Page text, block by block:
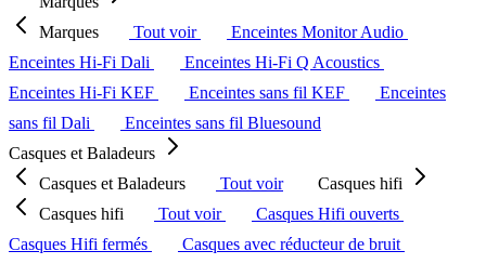
Marques
Tout voir
Enceintes Monitor Audio
Enceintes Hi-Fi Dali
Enceintes Hi-Fi Q Acoustics
Enceintes Hi-Fi KEF
Enceintes sans fil KEF
Enceintes
sans fil Dali
Enceintes sans fil Bluesound
Casques et Baladeurs
Casques et Baladeurs
Tout voir
Casques hifi
Casques hifi
Tout voir
Casques Hifi ouverts
Casques Hifi fermés
Casques avec réducteur de bruit